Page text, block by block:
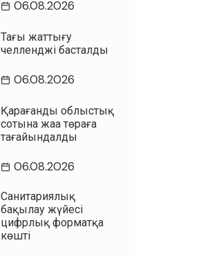
06.08.2026
Таңғы жаттығу
челленджі басталды
06.08.2026
Қарағанды облыстық
сотына жаңа төраға
тағайындалды
06.08.2026
Санитариялық
бақылау жүйесі
цифрлық форматқа
көшті